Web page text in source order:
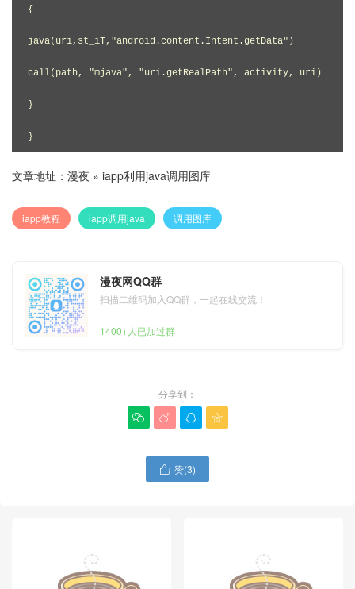
{
java(uri,st_iT,"android.content.Intent.getData")
call(path, "mjava", "uri.getRealPath", activity, uri)
}
}
文章地址： 漫夜 » iapp利用java调用图库
iapp教程 iapp调用java 调用图库
漫夜网QQ群
扫描二维码加入QQ群，一起在线交流！
1400+人已加过群
分享到：
   
 赞(3)